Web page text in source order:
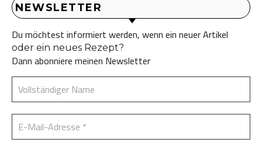
NEWSLETTER
Du möchtest informiert werden, wenn ein neuer Artikel
oder ein neues Rezept?
Dann abonniere meinen Newsletter